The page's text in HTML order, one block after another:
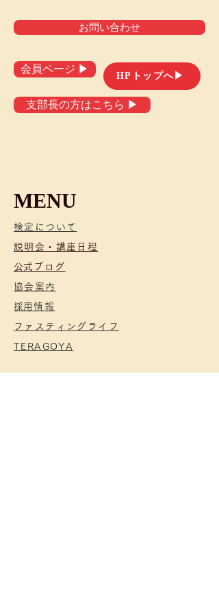
お問い合わせ
会員ページ ▶
HPトップへ▶
支部長の方はこちら ▶
MENU
検定について
説明会・講座日程
​​公式ブログ
協会案内
​採用情報
ファスティングライフ
TERAGOYA